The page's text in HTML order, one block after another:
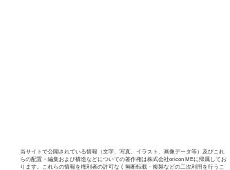
当サイトで公開されている情報（文字、写真、イラスト、画像データ等）及びこれ
らの配置・編集および構造などについての著作権は株式会社oricon MEに帰属してお
ります。これらの情報を権利者の許可なく無断転載・複製などの二次利用を行うこ